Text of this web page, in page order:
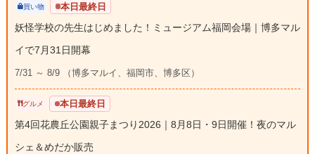
買い物 本日最終日
妖怪学校の先生はじめました！ミュージアム福岡会場｜博多マル
イで7月31日開幕
7/31 ～ 8/9 （博多マルイ、福岡市、博多区）
グルメ 本日最終日
第4回花農丘公園親子まつり2026｜8月8日・9日開催！夜のマル
シェ＆めだか販売